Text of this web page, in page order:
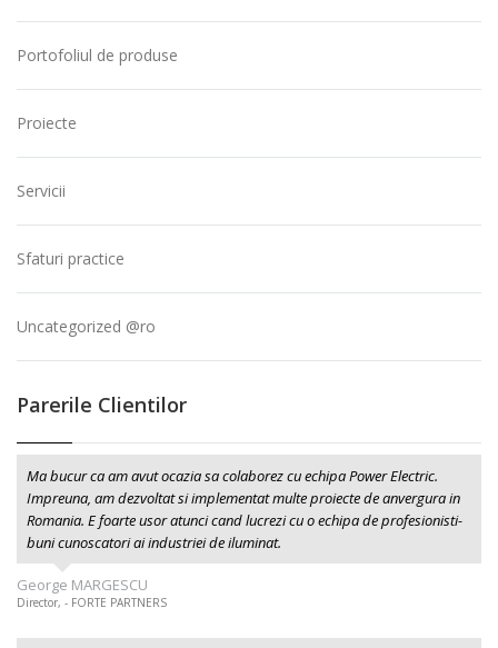
Portofoliul de produse
Proiecte
Servicii
Sfaturi practice
Uncategorized @ro
Parerile Clientilor
Ma bucur ca am avut ocazia sa colaborez cu echipa Power Electric.
Impreuna, am dezvoltat si implementat multe proiecte de anvergura in
Romania. E foarte usor atunci cand lucrezi cu o echipa de profesionisti-
buni cunoscatori ai industriei de iluminat.
George MARGESCU
Director, - FORTE PARTNERS